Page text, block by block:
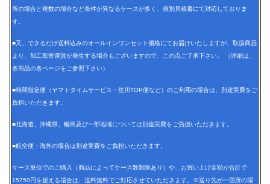
所の場合と複数の場合など条件が異なるケースが多く、個別見積書にて対応しておりま
す。
■又、できるだけ送料込みのオールインワンセット価格にてお届けいたしますが、取扱商品
より、加工取寄運賃が発生する場合もございますので、この点ご了承下さい。 （詳細は、
各商品の各ページをご参照下さい）
■時間指定便（ヤマトタイムサービス・佐川TOP便など）のご利用の場合は、別途実費をご
負担いただきます。
■北海道、沖縄県、離島及び一部地域については別途実費をご負担いただきます。
■航空便・海外の場合は別途実費をご負担いただきます。
ケース単位でのご購入（商品によってケース数制限あり）や、お買い上げ金額が合計で
15750円を超える場合は、送料無料でご対応させていただきます。※送り先が一箇所の場